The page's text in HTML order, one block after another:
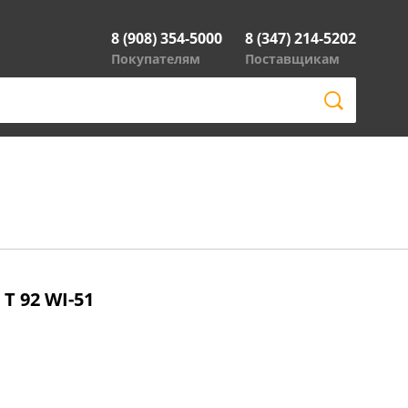
8 (908) 354-5000
Покупателям
8 (347) 214-5202
Поставщикам
92 WI-51